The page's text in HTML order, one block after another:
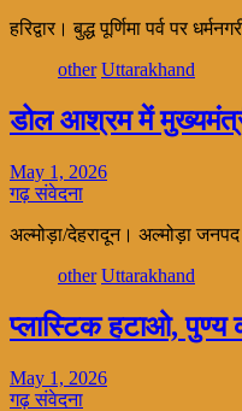
हरिद्वार। बुद्ध पूर्णिमा पर्व पर
other Uttarakhand
डोल आश्रम में
May 1, 2026
गढ़ संवेदना
अल्मोड़ा/देहरादून। अल्मोड़ा
other Uttarakhand
प्लास्टिक हटाओ,
May 1, 2026
गढ़ संवेदना